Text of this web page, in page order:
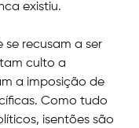
existiu.
se recusam a ser
culto a
a imposição de
Como tudo
isentões são